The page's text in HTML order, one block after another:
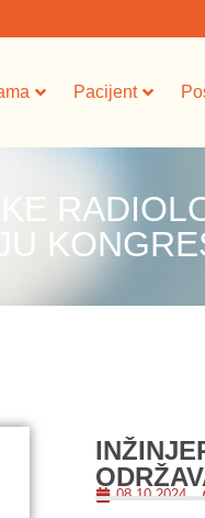
Pacijent
08.10.2024.